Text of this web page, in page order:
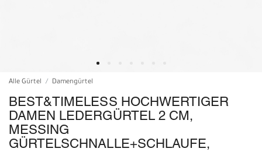
Alle Gürtel Damengürtel
BEST&TIMELESS HOCHWERTIGER
DAMEN LEDERGÜRTEL 2 CM,
MESSING
GÜRTELSCHNALLE+SCHLAUFE,